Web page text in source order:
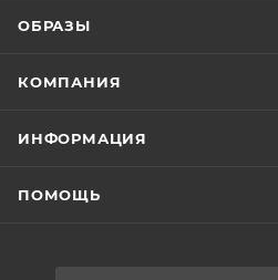
ОБРАЗЫ
КОМПАНИЯ
ИНФОРМАЦИЯ
ПОМОЩЬ